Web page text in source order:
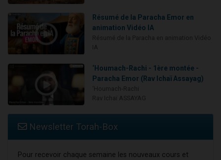
Résumé de la Paracha Emor en
animation Vidéo IA
‘Houmach-Rachi - 1ère montée -
Paracha Emor (Rav Ichaï Assayag)
Newsletter Torah-Box
Pour recevoir chaque semaine les nouveaux cours et